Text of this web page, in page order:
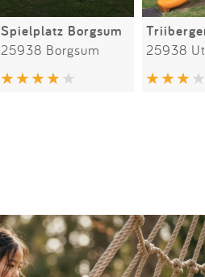
Spielplatz Borgsum
25938 Borgsum 25938